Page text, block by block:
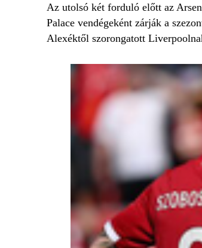
Az utolsó két forduló előtt az
Palace vendégeként zárják a
Alexéktől szorongatott